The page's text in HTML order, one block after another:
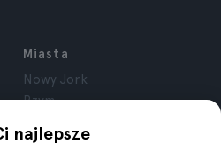
najlepsze
Miasta
Nowy Jork
Rzym
Londyn